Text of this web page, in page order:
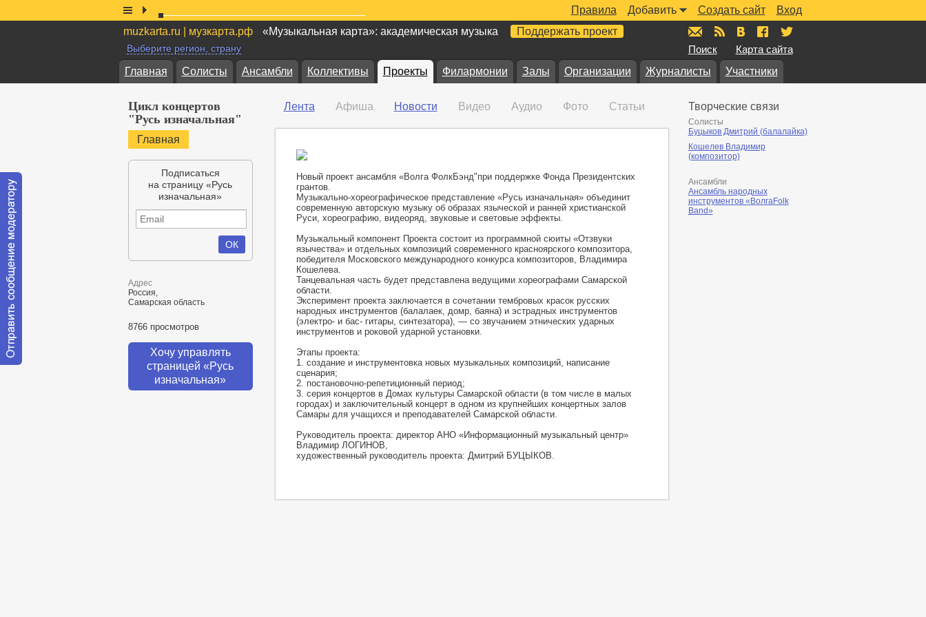
Вход
Создать сайт
Добавить
Правила
muzkarta.ru | музкарта.рф
«Музыкальная карта»: академическая музыка Поддержать проект
Выберите регион, страну Поиск Карта сайта
Главная Солисты Ансамбли Коллективы Проекты Филармонии Залы Организации Журналисты Участники
Цикл концертов
"Русь изначальная"
Главная
Подписаться
на страницу «Русь
изначальная»
Адрес
Россия,
Самарская область
8766 просмотров
Хочу управлять
страницей «Русь
изначальная»
Лента Афиша Новости Видео Аудио Фото Статьи
Новый проект ансамбля «Волга ФолкБэнд"при поддержке Фонда Президентских
грантов.
Музыкально-хореографическое представление «Русь изначальная» объединит
современную авторскую музыку об образах языческой и ранней христианской
Руси, хореографию, видеоряд, звуковые и световые эффекты.
Музыкальный компонент Проекта состоит из программной сюиты «Отзвуки
язычества» и отдельных композиций современного красноярского композитора,
победителя Московского международного конкурса композиторов, Владимира
Кошелева.
Танцевальная часть будет представлена ведущими хореографами Самарской
области.
Эксперимент проекта заключается в сочетании тембровых красок русских
народных инструментов (балалаек, домр, баяна) и эстрадных инструментов
(электро- и бас- гитары, синтезатора), — со звучанием этнических ударных
инструментов и роковой ударной установки.
Этапы проекта:
1. создание и инструментовка новых музыкальных композиций, написание
сценария;
2. постановочно-репетиционный период;
3. серия концертов в Домах культуры Самарской области (в том числе в малых
городах) и заключительный концерт в одном из крупнейших концертных залов
Самары для учащихся и преподавателей Самарской области.
Руководитель проекта: директор АНО «Информационный музыкальный центр»
Владимир ЛОГИНОВ,
художественный руководитель проекта: Дмитрий БУЦЫКОВ.
Творческие связи
Солисты
Буцыков Дмитрий (балалайка)
Кошелев Владимир
(композитор)
Ансамбли
Ансамбль народных
инструментов «ВолгаFolk
Band»